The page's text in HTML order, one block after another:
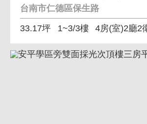
台南市仁德區保生路
33.17坪 1~3/3樓 4房(室)2廳2